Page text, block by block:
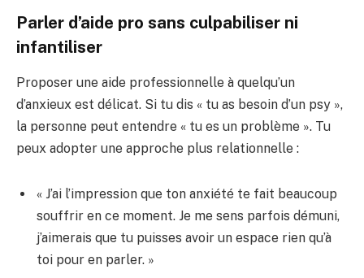
Parler d’aide pro sans culpabiliser ni
infantiliser
Proposer une aide professionnelle à quelqu’un
d’anxieux est délicat. Si tu dis « tu as besoin d’un psy »,
la personne peut entendre « tu es un problème ». Tu
peux adopter une approche plus relationnelle :
« J’ai l’impression que ton anxiété te fait beaucoup
souffrir en ce moment. Je me sens parfois démuni,
j’aimerais que tu puisses avoir un espace rien qu’à
toi pour en parler. »